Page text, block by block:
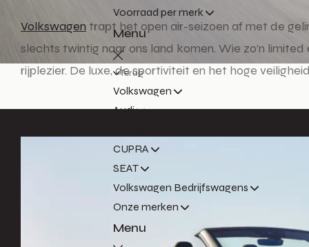
Voorraad per merk
Menu
Terug
Volkswagen
Audi
CUPRA
SEAT
Volkswagen Bedrijfswagens
Onze merken
Menu
Volkswagen trapt het open air-seizoen af met de
slechts twintig naar ons land komen. Wie zo’n
rijplezier. De luxe, de sportiviteit en het hoge